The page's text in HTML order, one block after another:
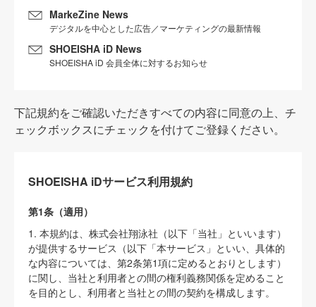
MarkeZine News
デジタルを中心とした広告／マーケティングの最新情報
SHOEISHA iD News
SHOEISHA iD 会員全体に対するお知らせ
下記規約をご確認いただきすべての内容に同意の上、チ
ェックボックスにチェックを付けてご登録ください。
SHOEISHA iDサービス利用規約
第1条（適用）
1. 本規約は、株式会社翔泳社（以下「当社」といいます）
が提供するサービス（以下「本サービス」といい、具体的
な内容については、第2条第1項に定めるとおりとします）
に関し、当社と利用者との間の権利義務関係を定めること
を目的とし、利用者と当社との間の契約を構成します。